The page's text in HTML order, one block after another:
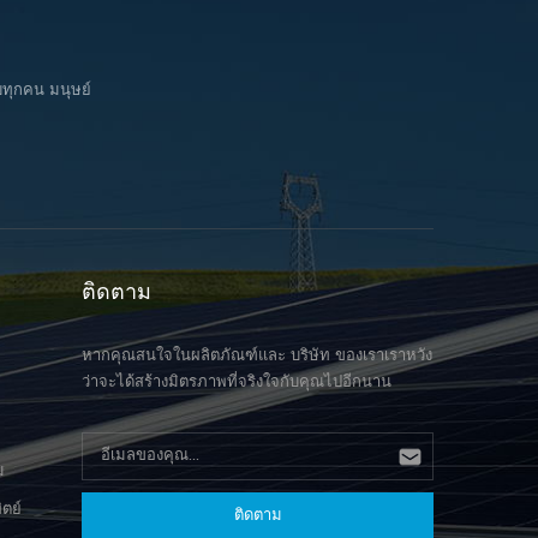
หน้าแปลนบนแผ่นหน้าแปลนด้านบนและด้านล่าง จึงช่วย
เซียม วัสดุที่ตรงตามมาตรฐานสากล บริษัทได้จัดทำระบบ
สอบห่วงโซ่อุปทานแบบดิจิทัลเต็มรูปแบบเพื่อให้ตอบสนองได้
ร็วและรับรองคุณภาพตั้งแต่การผลิตจนถึงการจัดส่ง เครือ
ริการหลังการขายที่ครอบคลุมและการสนับสนุนทางเทคนิค
พื้นที่ทำให้ความร่วมมือระยะยาวในตลาดยุโรปแข็งแกร่ง
มองไปข้างหน้าใหญ่พลังงานจะเดินหน้าพัฒนาบูรณาการ
กรรม...
างกว้างขวางในประเทศอิตาลี การออกแบบโครงสร้างที่
อกลักษณ์ของสายเคเบิลอัดแรงใช้ความตึงเครียดเฉพาะกับ
บและแก้ไขโมดูลสายเคเบิลแบกโหลดหนึ่งตัวที่ต่ำกว่าเชื่อม
สายเคเบิลโมดูลในทิศทางเดียวกันที่ด้านล่างของก้านผูก
ผ่านการออกแบบสายเคเบิลที่รับน้ำหนักและความเครียด
ายเคเบิลของโมดูลและการออกแบบที่เกี่ยวข้องอื่น ๆ การ
ของสายเคเบิลโมดูลสามารถควบคุมได้อย่างมี
ธิภาพและความต้านทานต่อโหลดภายนอกเช่นแรงดันลม
มะสามารถปรับปรุงได้ ระบบได้ให้ความร่วมมือกับห้อง
ารวิศวกรรมลม CPP & RWDI ระหว่างประเทศและได้รับ
รวจสอบโครงสร้างและการคำนวณโดยอาจารย์
ยาลัยที่ได้รับความนิยม โครงสร้างการสนับสนุนมีความ
รและสามารถนำไปใช้กับภูมิประเทศที่ซับซ้อนต่าง ๆ เพื่อ
กถึงความสามารถที่ติดตั้งที่ใหญ่ขึ้น นอกจากนี้ยังช่วยลด
กองฐานที่ต้องการลดต้นทุนการลงทุนลง 5% ถึง 10% เมื่อ
บสถานีพลังงานแบบดั้งเดิม ในการตอบสนองเจ้าหน้าที่จาก
านบริหารพลังงานอิตาลีและหน่วยงานด้านสิ่งแวดล้อมได้
ทุกคน มนุษย์
ย์
ติดตาม
หากคุณสนใจในผลิตภัณฑ์และ บริษัท ของเราเราหวัง
ว่าจะได้สร้างมิตรภาพที่จริงใจกับคุณไปอีกนาน